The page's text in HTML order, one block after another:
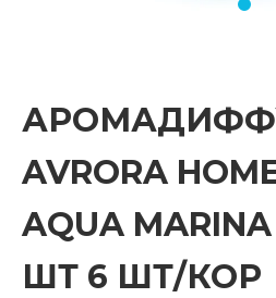
AVRORA
AQUA
ШТ 6 ШТ/КОР